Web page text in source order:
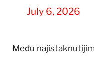
July 6, 2026
Među